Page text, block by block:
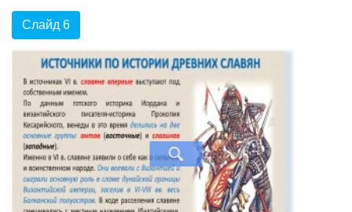
Слайд 6